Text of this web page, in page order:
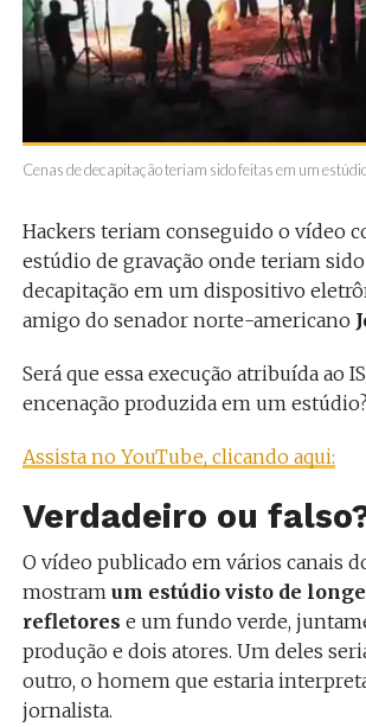
Cenas de decapitação teriam sido feitas em um
Hackers teriam conseguido o vídeo
estúdio de gravação onde teriam sido
decapitação em um dispositivo
amigo do senador norte-americano
Será que essa execução atribuída ao
encenação produzida em um estúdio?
Assista no YouTube, clicando aqui:
Verdadeiro ou
O vídeo publicado em vários canais
mostram um estúdio visto de
refletores e um fundo verde,
produção e dois atores. Um deles
outro, o homem que estaria
jornalista.